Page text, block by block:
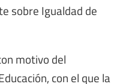
sobre Igualdad de
motivo del
con el que la